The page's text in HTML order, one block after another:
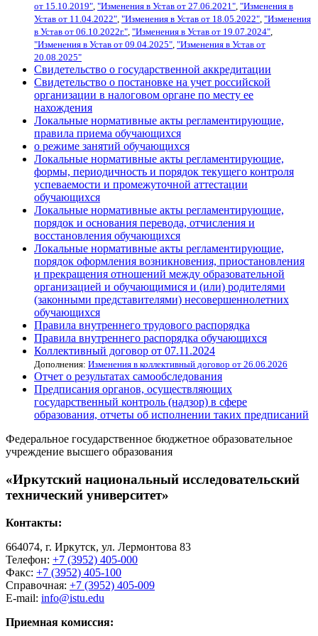
от 15.10.2019", "Изменения в Устав от 27.06.2021", "Изменения в
Устав от 11.04.2022", "Изменения в Устав от 18.05.2022", "Изменения
в Устав от 06.10.2022г.", "Изменения в Устав от 19.07.2024",
"Изменения в Устав от 09.04.2025", "Изменения в Устав от
20.08.2025"
Свидетельство о государственной аккредитации
Свидетельство о постановке на учет российской
организации в налоговом органе по месту ее
нахождения
Локальные нормативные акты регламентирующие,
правила приема обучающихся
о режиме занятий обучающихся
Локальные нормативные акты регламентирующие,
формы, периодичность и порядок текущего контроля
успеваемости и промежуточной аттестации
обучающихся
Локальные нормативные акты регламентирующие,
порядок и основания перевода, отчисления и
восстановления обучающихся
Локальные нормативные акты регламентирующие,
порядок оформления возникновения, приостановления
и прекращения отношений между образовательной
организацией и обучающимися и (или) родителями
(законными представителями) несовершеннолетних
обучающихся
Правила внутреннего трудового распорядка
Правила внутреннего распорядка обучающихся
Коллективный договор от 07.11.2024
Дополнения: Изменения в коллективный договор от 26.06.2026
Отчет о результатах самообследования
Предписания органов, осуществляющих
государственный контроль (надзор) в сфере
образования, отчеты об исполнении таких предписаний
Федеральное государственное бюджетное образовательное
учреждение высшего образования
«Иркутский национальный исследовательский
технический университет»
Контакты:
664074, г. Иркутск, ул. Лермонтова 83
Телефон: +7 (3952) 405-000
Факс: +7 (3952) 405-100
Справочная: +7 (3952) 405-009
E-mail: info@istu.edu
Приемная комиссия: